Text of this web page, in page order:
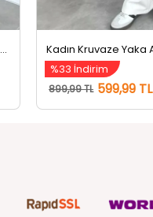
Kadın Kruvaze Yaka Astarlı Bel Kuşaklı Tarz Trençkot Bej
%33 İndirim
899,99 TL 599,99 TL